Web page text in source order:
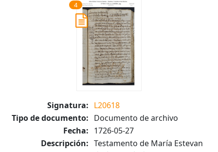
4
Signatura: L20618
Tipo de documento: Documento de archivo
Fecha: 1726-05-27
Descripción: Testamento de María Estevan